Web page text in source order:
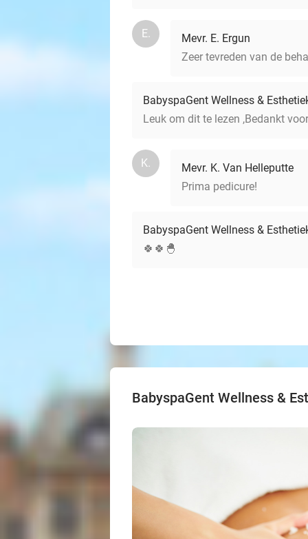
E.
Mevr. E. Ergun
Zeer tevreden van de
BabyspaGent Wellness &
Leuk om dit te lezen ,Bedankt
K.
Mevr. K. Van Helleputte
Prima pedicure!
BabyspaGent Wellness &
🍀🍀🐣
BabyspaGent Wellness &